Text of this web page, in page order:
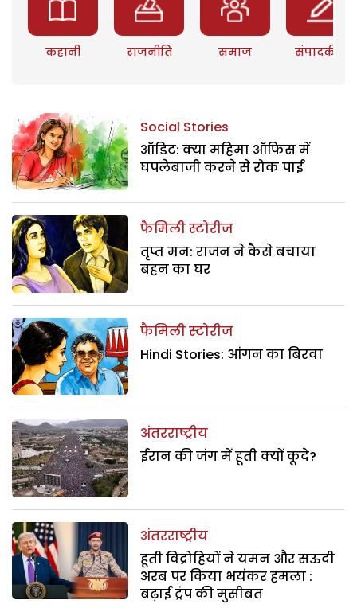
कहानी राजनीति समाज संपादकीय
Social Stories
ऑडिट: क्या महिमा ऑफिस में
घपलेबाजी करने से रोक पाई
फैमिली स्टोरीज
तृप्त मन: राजन ने कैसे बचाया
बहन का घर
फैमिली स्टोरीज
Hindi Stories: आंगन का बिरवा
अंतरराष्ट्रीय
ईरान की जंग में हूती क्यों कूदे?
अंतरराष्ट्रीय
हूती विद्रोहियों ने यमन और सऊदी
अरब पर किया भयंकर हमला :
बढ़ाई ट्रंप की मुसीबत